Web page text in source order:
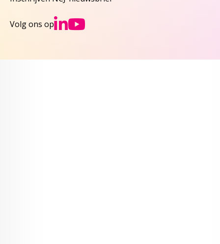
Volg ons op Ga naar NCJs